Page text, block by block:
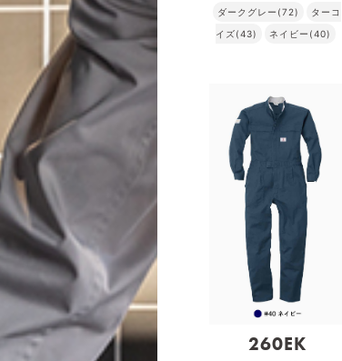
ダークグレー(72)
ターコ
イズ(43)
ネイビー(40)
260EK